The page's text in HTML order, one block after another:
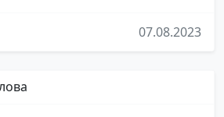
07.08.2023